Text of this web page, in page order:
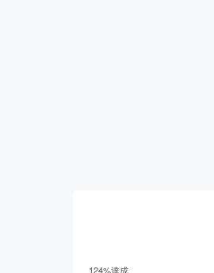
124%達成